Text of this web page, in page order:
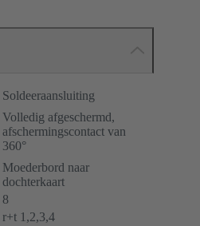
Soldeeraansluiting
Volledig afgeschermd,
afschermingscontact van
360°
Moederbord naar
dochterkaart
8
r+t 1,2,3,4